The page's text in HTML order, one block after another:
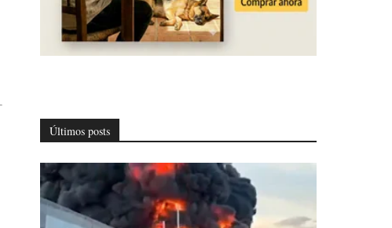
Últimos posts